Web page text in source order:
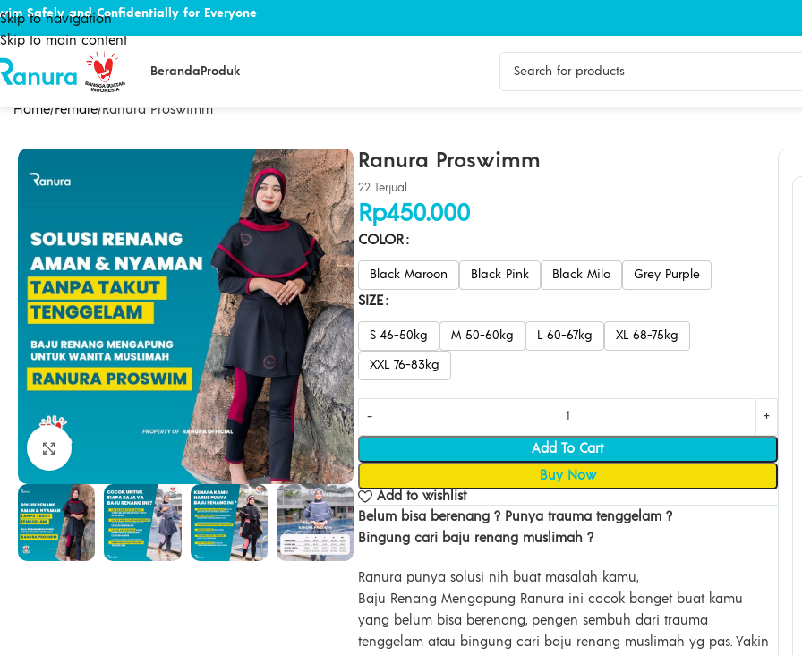
Skip to navigation
Skip to main content
Safely and Confidentially for Everyone
Beranda Produk
Home Female Ranura Proswimm
Click to enlarge
Ranura Proswimm
22 Terjual
Rp450.000
COLOR
Black Maroon Black Pink Black Milo Grey Purple
SIZE
S 46-50kg M 50-60kg L 60-67kg XL 68-75kg
XXL 76-83kg
Add To Cart
Buy Now
Add to wishlist
Belum bisa berenang ? Punya trauma tenggelam ?
Bingung cari baju renang muslimah ?
Ranura punya solusi nih buat masalah kamu,
Baju Renang Mengapung Ranura ini cocok banget buat kamu
yang belum bisa berenang, pengen sembuh dari trauma
tenggelam atau bingung cari baju renang muslimah yg pas. Yakin